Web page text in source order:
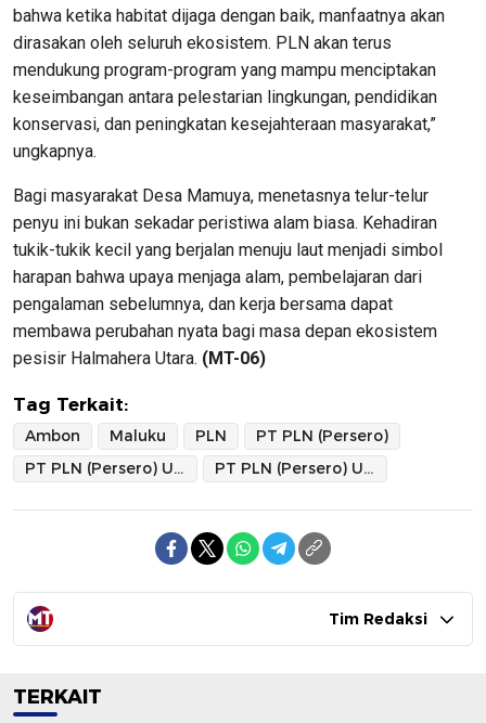
bahwa ketika habitat dijaga dengan baik, manfaatnya akan
dirasakan oleh seluruh ekosistem. PLN akan terus
mendukung program-program yang mampu menciptakan
keseimbangan antara pelestarian lingkungan, pendidikan
konservasi, dan peningkatan kesejahteraan masyarakat,”
ungkapnya.
Bagi masyarakat Desa Mamuya, menetasnya telur-telur
penyu ini bukan sekadar peristiwa alam biasa. Kehadiran
tukik-tukik kecil yang berjalan menuju laut menjadi simbol
harapan bahwa upaya menjaga alam, pembelajaran dari
pengalaman sebelumnya, dan kerja bersama dapat
membawa perubahan nyata bagi masa depan ekosistem
pesisir Halmahera Utara. (MT-06)
Tag Terkait:
Ambon Maluku PLN
PT PLN (Persero)
PT PLN (Persero) UIP MPA
PT PLN (Persero) Unit Induk Pembangunan Maluku dan Papua
Tim Redaksi
TERKAIT